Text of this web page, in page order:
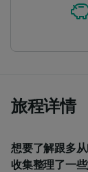
旅程详情
想要了解跟多
收集整理了一
and/or
audience